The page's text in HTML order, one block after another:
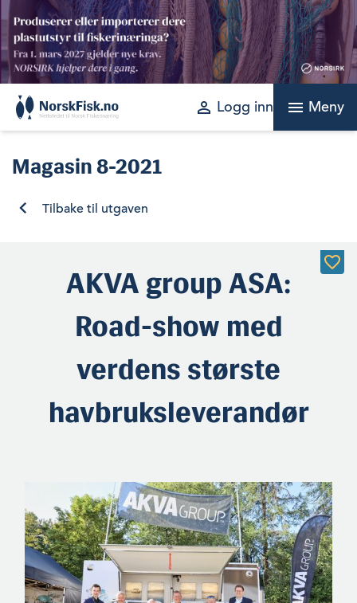
Skip
content
perm_identity Logg inn menu Meny
Magasin8-2021
Tilbake til utgaven
AKVA group ASA:
Road-show med
verdens største
havbruksleverandør